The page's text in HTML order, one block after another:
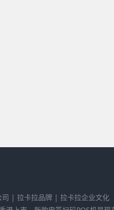
| 拉卡拉品牌 | 拉卡拉企业文